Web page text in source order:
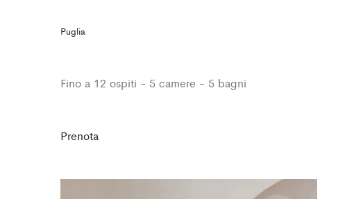
Puglia
Fino a 12 ospiti - 5 camere - 5 bagni
Prenota